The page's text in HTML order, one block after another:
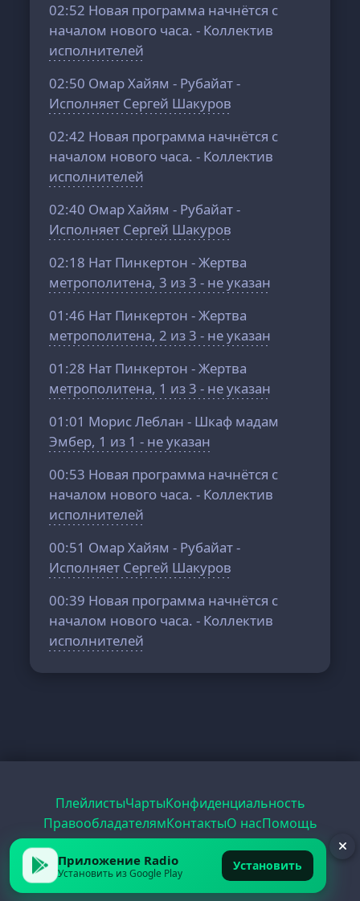
02:52 Новая программа начнётся с
началом нового часа. - Коллектив
исполнителей
02:50 Омар Хайям - Рубайат -
Исполняет Сергей Шакуров
02:42 Новая программа начнётся с
началом нового часа. - Коллектив
исполнителей
02:40 Омар Хайям - Рубайат -
Исполняет Сергей Шакуров
02:18 Нат Пинкертон - Жертва
метрополитена, 3 из 3 - не указан
01:46 Нат Пинкертон - Жертва
метрополитена, 2 из 3 - не указан
01:28 Нат Пинкертон - Жертва
метрополитена, 1 из 3 - не указан
01:01 Морис Леблан - Шкаф мадам
Эмбер, 1 из 1 - не указан
00:53 Новая программа начнётся с
началом нового часа. - Коллектив
исполнителей
00:51 Омар Хайям - Рубайат -
Исполняет Сергей Шакуров
00:39 Новая программа начнётся с
началом нового часа. - Коллектив
исполнителей
ПлейлистыЧартыКонфиденциальность
ПравообладателямКонтактыО насПомощь
РецептыРадиоPDFRecordЕГЭ
© 2026 FirstRadio.
Приложение Radio
Установить из Google Play Установить